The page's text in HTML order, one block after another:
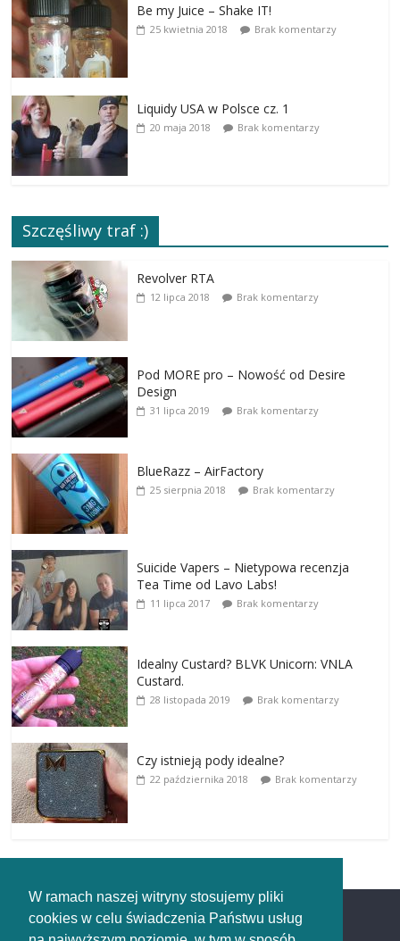
W ramach naszej witryny stosujemy pliki
cookies w celu świadczenia Państwu usług
Be my Juice – Shake IT!
25 kwietnia 2018 Brak komentarzy
Liquidy USA w Polsce cz. 1
20 maja 2018 Brak komentarzy
Szczęśliwy traf :)
Revolver RTA
12 lipca 2018 Brak komentarzy
Pod MORE pro – Nowość od Desire
Design
31 lipca 2019 Brak komentarzy
BlueRazz – AirFactory
25 sierpnia 2018 Brak komentarzy
Suicide Vapers – Nietypowa recenzja
Tea Time od Lavo Labs!
11 lipca 2017 Brak komentarzy
Idealny Custard? BLVK Unicorn: VNLA
Custard.
28 listopada 2019 Brak komentarzy
Czy istnieją pody idealne?
22 października 2018 Brak komentarzy